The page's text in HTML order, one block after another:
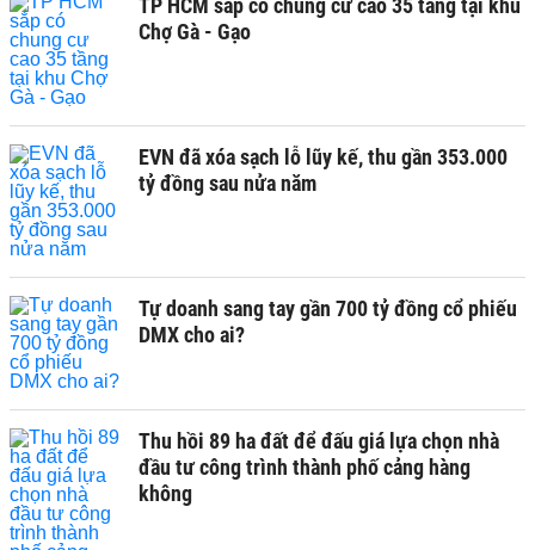
TP HCM sắp có chung cư cao 35 tầng tại khu
Chợ Gà - Gạo
EVN đã xóa sạch lỗ lũy kế, thu gần 353.000
tỷ đồng sau nửa năm
Tự doanh sang tay gần 700 tỷ đồng cổ phiếu
DMX cho ai?
Thu hồi 89 ha đất để đấu giá lựa chọn nhà
đầu tư công trình thành phố cảng hàng
không